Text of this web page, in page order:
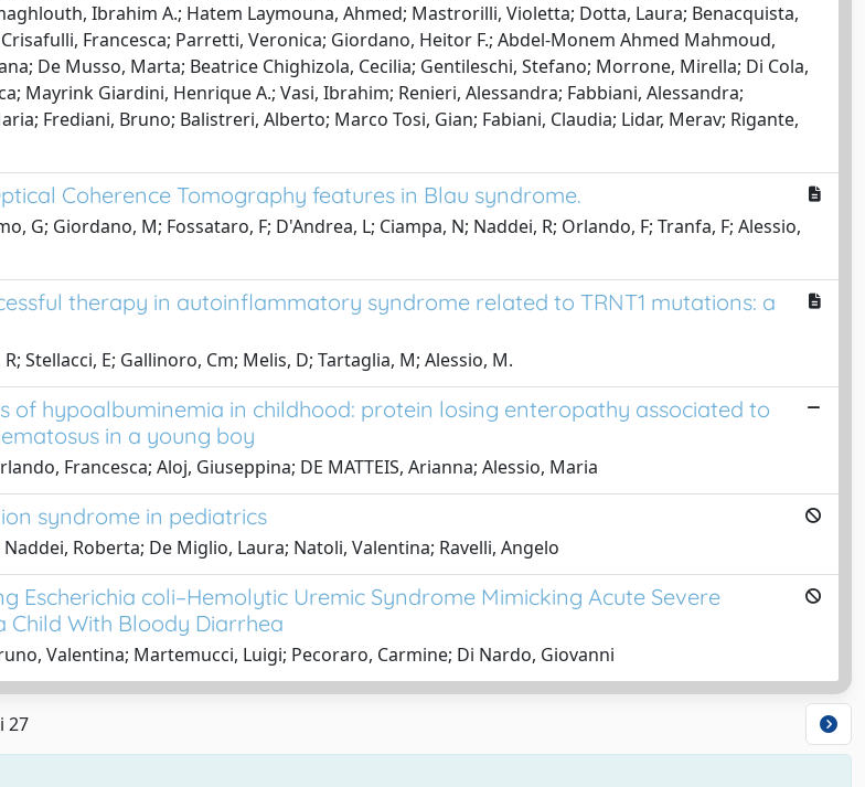
Ibrahim A.; Hatem Laymouna, Ahmed; Mastrorilli, Violetta; Dotta, Laura; Benacquista,
Francesca; Parretti, Veronica; Giordano, Heitor F.; Abdel-Monem Ahmed Mahmoud,
De Musso, Marta; Beatrice Chighizola, Cecilia; Gentileschi, Stefano; Morrone, Mirella; Di Cola,
Mayrink Giardini, Henrique A.; Vasi, Ibrahim; Renieri, Alessandra; Fabbiani, Alessandra;
Frediani, Bruno; Balistreri, Alberto; Marco Tosi, Gian; Fabiani, Claudia; Lidar, Merav; Rigante,
Coherence Tomography features in Blau syndrome.
G; Giordano, M; Fossataro, F; D'Andrea, L; Ciampa, N; Naddei, R; Orlando, F; Tranfa, F; Alessio,
therapy in autoinflammatory syndrome related to TRNT1 mutations: a
Stellacci, E; Gallinoro, Cm; Melis, D; Tartaglia, M; Alessio, M.
of hypoalbuminemia in childhood: protein losing enteropathy associated to
in a young boy
Francesca; Aloj, Giuseppina; DE MATTEIS, Arianna; Alessio, Maria
syndrome in pediatrics
Roberta; De Miglio, Laura; Natoli, Valentina; Ravelli, Angelo
Escherichia coli–Hemolytic Uremic Syndrome Mimicking Acute Severe
Child With Bloody Diarrhea
Valentina; Martemucci, Luigi; Pecoraro, Carmine; Di Nardo, Giovanni
27